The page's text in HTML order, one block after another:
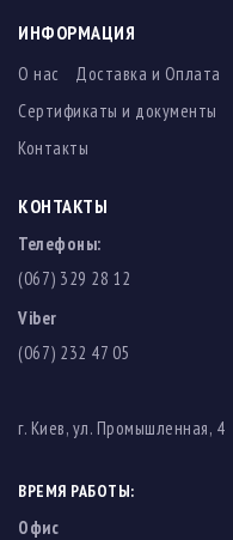
ИНФОРМАЦИЯ
О нас Доставка и Оплата
Сертификаты и документы
Контакты
КОНТАКТЫ
Телефоны:
(067) 329 28 12
Viber
(067) 232 47 05
г. Киев, ул. Промышленная, 4
ВРЕМЯ РАБОТЫ:
Офис